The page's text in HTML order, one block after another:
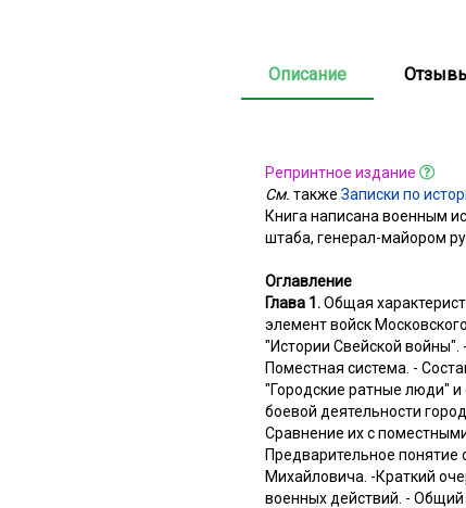
Описание
Репринтное издание
См. также Записки по
Книга написана военным
штаба, генерал-майором
Оглавление
Глава 1.Общая
элемент войск
"Истории Свейской войны".
Поместная система. -
"Городские ратные люди"
боевой деятельности
Сравнение их с
Предварительное понятие
Михайловича. -Краткий
военных действий. -